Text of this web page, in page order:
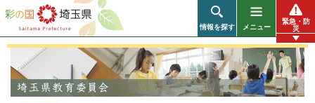
彩の国 埼玉県
情報を探す メニュー
緊急・防
災